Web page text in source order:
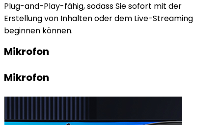
Plug-and-Play-fähig, sodass Sie sofort mit der
Erstellung von Inhalten oder dem Live-Streaming
beginnen können.
Mikrofon
Mikrofon